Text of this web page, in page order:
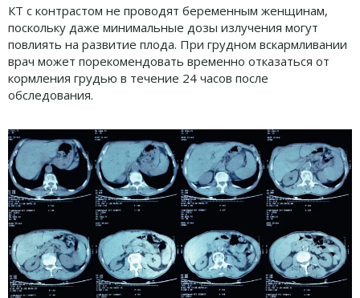
КТ с контрастом не проводят беременным женщинам,
поскольку даже минимальные дозы излучения могут
повлиять на развитие плода. При грудном вскармливании
врач может порекомендовать временно отказаться от
кормления грудью в течение 24 часов после
обследования.